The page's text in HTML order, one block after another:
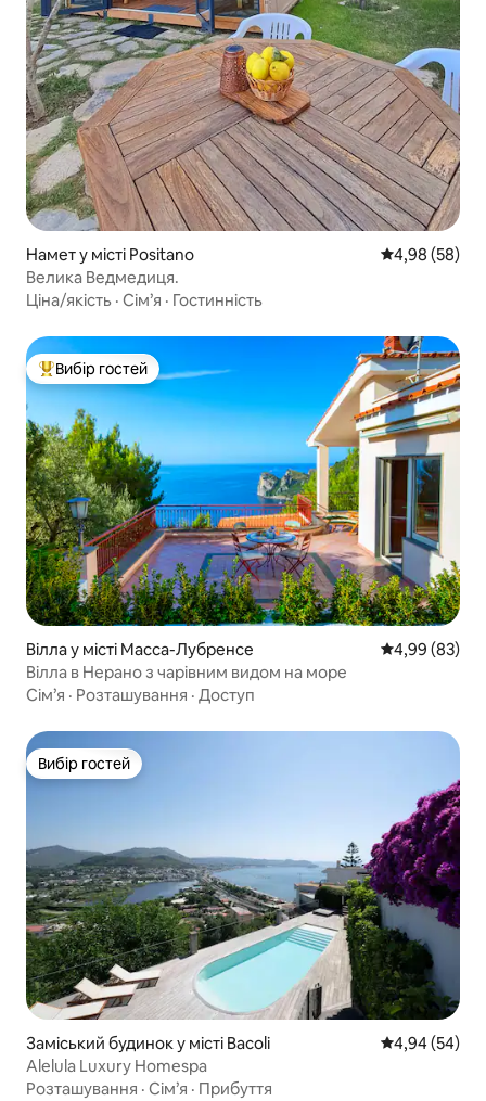
Намет у місті Positano Середня
4,98 (58)
Велика Ведмедиця.
Ціна/якість · Сім’я · Гостинність
Топ вибір гостей
Вибір гостей
Вілла у місті Масса-Лубренсе Середня
4,99 (83)
Вілла в Нерано з чарівним видом на море
Сім’я · Розташування · Доступ
Вибір гостей
Вибір гостей
Заміський будинок у місті Bacoli Середня
4,94 (54)
Alelula Luxury Homespa
Розташування · Сім’я · Прибуття